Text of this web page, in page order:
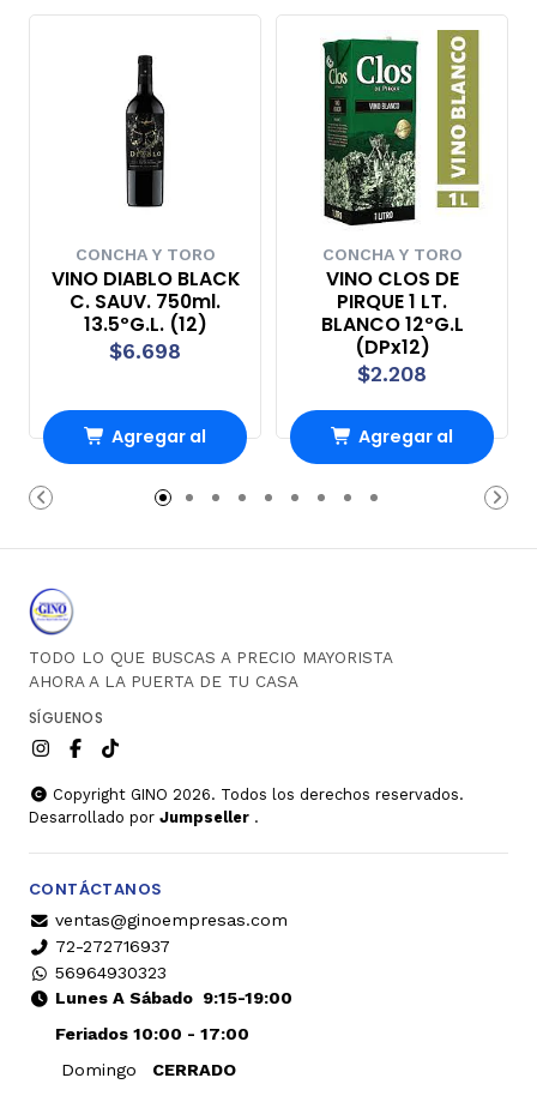
CONCHA Y TORO
VINO DIABLO BLACK
C. SAUV. 750ml.
13.5ºG.L. (12)
$6.698
Agregar al
Carro
CONCHA Y TORO
VINO CLOS DE
PIRQUE 1 LT.
BLANCO 12ºG.L
(DPx12)
$2.208
Agregar al
Carro
TODO LO QUE BUSCAS A PRECIO MAYORISTA
AHORA A LA PUERTA DE TU CASA
SÍGUENOS
Copyright GINO 2026. Todos los derechos reservados.
Desarrollado por Jumpseller .
CONTÁCTANOS
ventas@ginoempresas.com
72-272716937
56964930323
Lunes A Sábado9:15-19:00
Feriados 10:00 - 17:00
Domingo
CERRADO